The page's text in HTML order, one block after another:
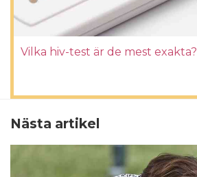
Vilka hiv-test är de mest exakta?
Nästa artikel